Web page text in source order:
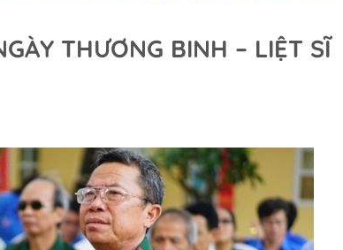
THƯƠNG BINH – LIỆT SĨ